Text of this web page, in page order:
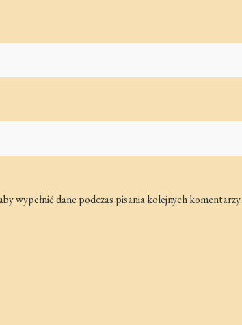
wypełnić dane podczas pisania kolejnych komentarzy.